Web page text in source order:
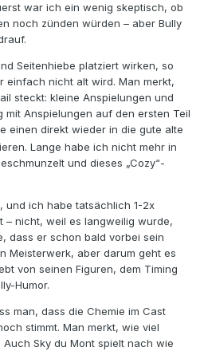
war ich ein wenig skeptisch, ob
noch zünden würden – aber Bully
Seitenhiebe platziert wirken, so
einfach nicht alt wird. Man merkt,
steckt: kleine Anspielungen und
mit Anspielungen auf den ersten Teil
einen direkt wieder in die gute alte
Lange habe ich nicht mehr in
und dieses „Cozy“-
und ich habe tatsächlich 1-2x
– nicht, weil es langweilig wurde,
dass er schon bald vorbei sein
Meisterwerk, aber darum geht es
von seinen Figuren, dem Timing
Humor.
man, dass die Chemie im Cast
stimmt. Man merkt, wie viel
Sky du Mont spielt nach wie